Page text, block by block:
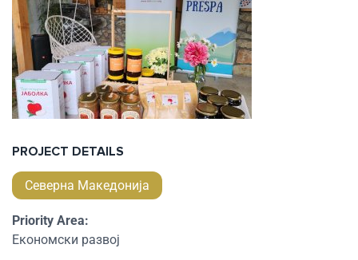
PROJECT DETAILS
Северна Македонија
Priority Area:
Економски развој